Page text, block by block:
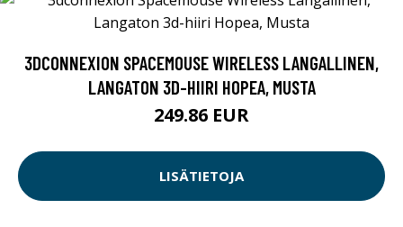
3DCONNEXION SPACEMOUSE WIRELESS LANGALLINEN,
LANGATON 3D-HIIRI HOPEA, MUSTA
249.86 EUR
LISÄTIETOJA